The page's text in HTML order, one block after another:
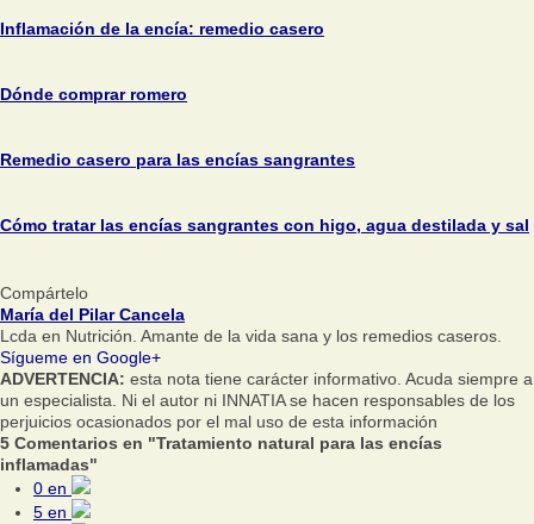
Inflamación de la encía: remedio casero
Dónde comprar romero
Remedio casero para las encías sangrantes
Cómo tratar las encías sangrantes con higo, agua destilada y sal
Compártelo
María del Pilar Cancela
Lcda en Nutrición. Amante de la vida sana y los remedios caseros.
Sígueme en Google+
ADVERTENCIA: esta nota tiene carácter informativo. Acuda siempre a
un especialista. Ni el autor ni INNATIA se hacen responsables de los
perjuicios ocasionados por el mal uso de esta información
5 Comentarios en "Tratamiento natural para las encías
inflamadas"
0 en
5 en